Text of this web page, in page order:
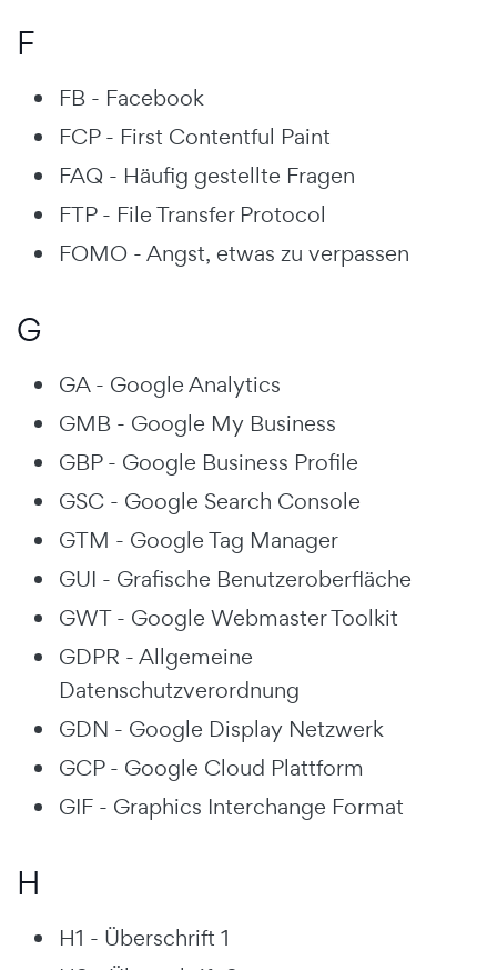
F
FB - Facebook
FCP - First Contentful Paint
FAQ - Häufig gestellte Fragen
FTP - File Transfer Protocol
FOMO - Angst, etwas zu verpassen
G
GA - Google Analytics
GMB - Google My Business
GBP - Google Business Profile
GSC - Google Search Console
GTM - Google Tag Manager
GUI - Grafische Benutzeroberfläche
GWT - Google Webmaster Toolkit
GDPR - Allgemeine
Datenschutzverordnung
GDN - Google Display Netzwerk
GCP - Google Cloud Plattform
GIF - Graphics Interchange Format
H
H1 - Überschrift 1